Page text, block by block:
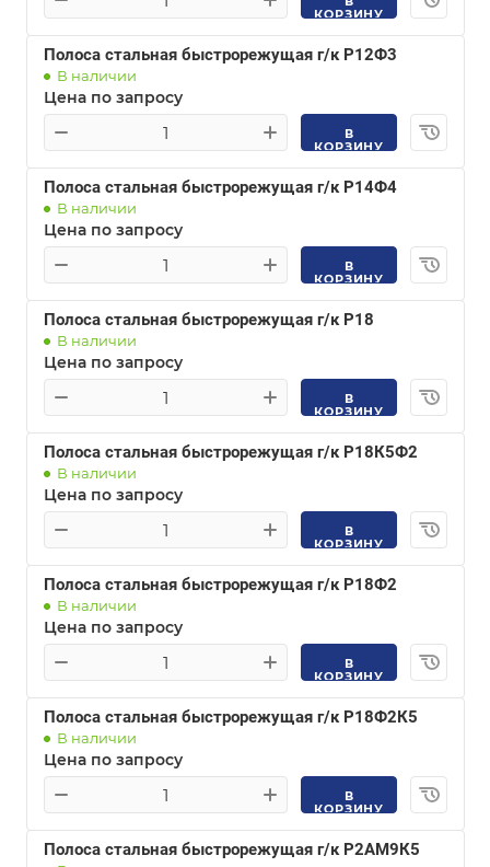
КОРЗИНУ
Полоса стальная быстрорежущая г/к Р12Ф3
В наличии
Цена по запросу
В
КОРЗИНУ
Полоса стальная быстрорежущая г/к Р14Ф4
В наличии
Цена по запросу
В
КОРЗИНУ
Полоса стальная быстрорежущая г/к Р18
В наличии
Цена по запросу
В
КОРЗИНУ
Полоса стальная быстрорежущая г/к Р18К5Ф2
В наличии
Цена по запросу
В
КОРЗИНУ
Полоса стальная быстрорежущая г/к Р18Ф2
В наличии
Цена по запросу
В
КОРЗИНУ
Полоса стальная быстрорежущая г/к Р18Ф2К5
В наличии
Цена по запросу
В
КОРЗИНУ
Полоса стальная быстрорежущая г/к Р2АМ9К5